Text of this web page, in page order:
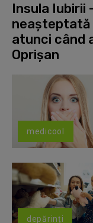
Insula Iubirii
neașteptată
atunci când
Oprișan
medicool
depărinți